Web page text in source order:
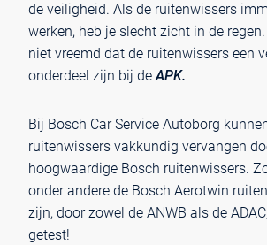
de veiligheid. Als de ruitenwissers
werken, heb je slecht zicht in de
niet vreemd dat de ruitenwissers een
onderdeel zijn bij deAPK.
Bij Bosch Car Service Autoborg
ruitenwissers vakkundig vervangen
hoogwaardige Bosch ruitenwissers.
onder andere de Bosch Aerotwin
zijn, door zowel de ANWB als de
getest!